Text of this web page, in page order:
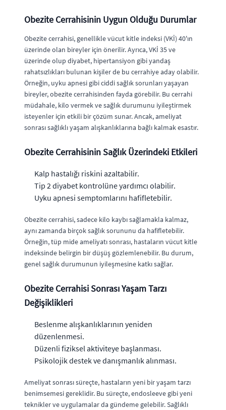
Obezite Cerrahisinin Uygun Olduğu Durumlar
Obezite cerrahisi, genellikle vücut kitle indeksi (VKİ) 40'ın
üzerinde olan bireyler için önerilir. Ayrıca, VKİ 35 ve
üzerinde olup diyabet, hipertansiyon gibi yandaş
rahatsızlıkları bulunan kişiler de bu cerrahiye aday olabilir.
Örneğin, uyku apnesi gibi ciddi sağlık sorunları yaşayan
bireyler, obezite cerrahisinden fayda görebilir. Bu cerrahi
müdahale, kilo vermek ve sağlık durumunu iyileştirmek
isteyenler için etkili bir çözüm sunar. Ancak, ameliyat
sonrası sağlıklı yaşam alışkanlıklarına bağlı kalmak esastır.
Obezite Cerrahisinin Sağlık Üzerindeki Etkileri
Kalp hastalığı riskini azaltabilir.
Tip 2 diyabet kontrolüne yardımcı olabilir.
Uyku apnesi semptomlarını hafifletebilir.
Obezite cerrahisi, sadece kilo kaybı sağlamakla kalmaz,
aynı zamanda birçok sağlık sorununu da hafifletebilir.
Örneğin, tüp mide ameliyatı sonrası, hastaların vücut kitle
indeksinde belirgin bir düşüş gözlemlenebilir. Bu durum,
genel sağlık durumunun iyileşmesine katkı sağlar.
Obezite Cerrahisi Sonrası Yaşam Tarzı
Değişiklikleri
Beslenme alışkanlıklarının yeniden
düzenlenmesi.
Düzenli fiziksel aktiviteye başlanması.
Psikolojik destek ve danışmanlık alınması.
Ameliyat sonrası süreçte, hastaların yeni bir yaşam tarzı
benimsemesi gereklidir. Bu süreçte, endosleeve gibi yeni
teknikler ve uygulamalar da gündeme gelebilir. Sağlıklı